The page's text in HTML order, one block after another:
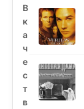
В
к
а
ч
е
с
т
в